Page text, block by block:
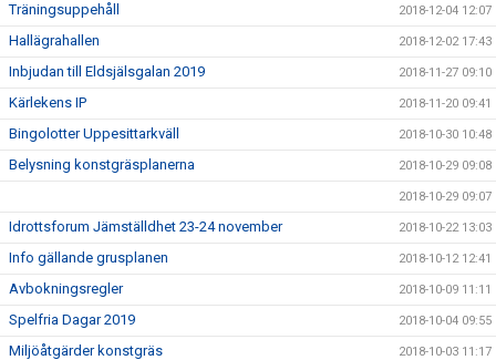
Träningsuppehåll 2018-12-04 12:07
Hallägrahallen 2018-12-02 17:43
Inbjudan till Eldsjälsgalan 2019 2018-11-27 09:10
Kärlekens IP 2018-11-20 09:41
Bingolotter Uppesittarkväll 2018-10-30 10:48
Belysning konstgräsplanerna 2018-10-29 09:08
2018-10-29 09:07
Idrottsforum Jämställdhet 23-24 november 2018-10-22 13:03
Info gällande grusplanen 2018-10-12 12:41
Avbokningsregler 2018-10-09 11:11
Spelfria Dagar 2019 2018-10-04 09:55
Miljöåtgärder konstgräs 2018-10-03 11:17